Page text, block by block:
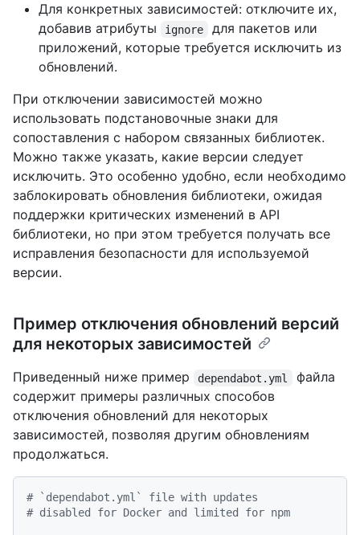
Для конкретных зависимостей: отключите их,
добавив атрибуты
ignore
для пакетов или
приложений, которые требуется исключить из
обновлений.
При отключении зависимостей можно
использовать подстановочные знаки для
сопоставления с набором связанных библиотек.
Можно также указать, какие версии следует
исключить. Это особенно удобно, если необходимо
заблокировать обновления библиотеки, ожидая
поддержки критических изменений в API
библиотеки, но при этом требуется получать все
исправления безопасности для используемой
версии.
Пример отключения обновлений версий
для некоторых зависимостей
Приведенный ниже пример dependabot.yml
файла
содержит примеры различных способов
отключения обновлений для некоторых
зависимостей, позволяя другим обновлениям
продолжаться.
# `dependabot.yml` file with updates
# disabled for Docker and limited for npm